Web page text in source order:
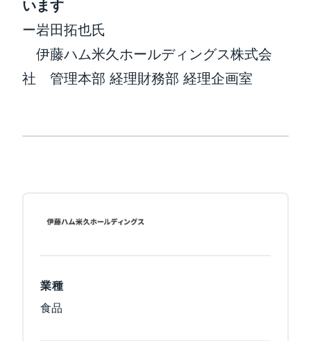
います
ー岩田拓也氏
伊藤ハム米久ホールディングス株式会
社 管理本部 経理財務部 経理企画室
業種
食品